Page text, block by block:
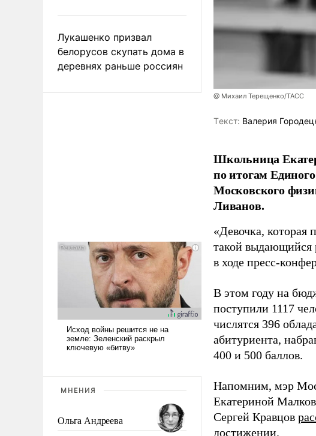
Лукашенко призвал
белорусов скупать дома в
деревнях раньше россиян
МНЕНИЯ
Ольга Андреева
@ Михаил Терещенко/ТАСС
Tекст: Валерия
Школьница
по итогам
Московского
Ливанов.
«Девочка, которая
такой выдающийся
в ходе пресс-
В этом году на
поступили 1117
числятся 396
абитуриента,
400 и 500 баллов.
Напомним, мэр
Екатериной
Сергей Кравцов
достижении.